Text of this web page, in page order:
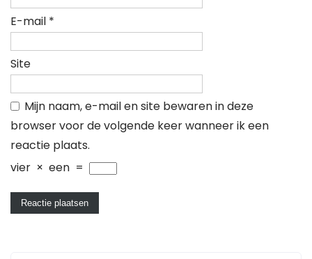
E-mail *
Site
Mijn naam, e-mail en site bewaren in deze
browser voor de volgende keer wanneer ik een
reactie plaats.
vier × een =